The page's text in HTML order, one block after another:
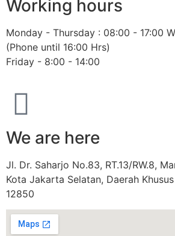
Working hours
Monday - Thursday : 08:00 - 17:00
(Phone until 16:00 Hrs)
Friday - 8:00 - 14:00
We are here
Jl. Dr. Saharjo No.83, RT.13/RW.8,
Kota Jakarta Selatan, Daerah
12850